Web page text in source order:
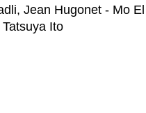
Jean Hugonet - Mo
Ito